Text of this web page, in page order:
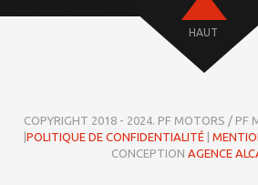
HAUT
COPYRIGHT 2018 - 2024. PF MOTORS / PF
POLITIQUE DE CONFIDENTIALITÉ|
CONCEPTION AGENCE